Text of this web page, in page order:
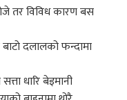
तर विविध कारण बस
दलालको फन्दामा
धारि बेइमानी